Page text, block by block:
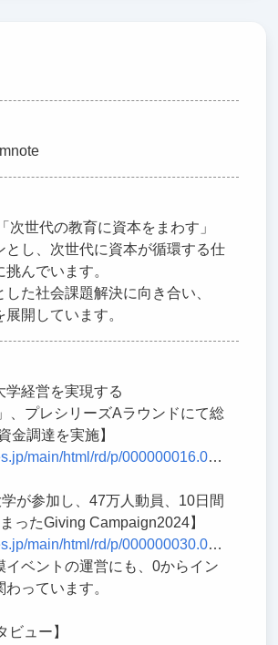
次世代の教育に資本をまわす」
とし、次世代に資本が循環する仕
んでいます。
た社会課題解決に向き合い、
開しています。
学経営を実現する
、プレシリーズAラウンドにて総
金調達を実施】
html/rd/p/000000016.000091371.html
学が参加し、47万人動員、10日間
ったGiving Campaign2024】
html/rd/p/000000030.000091371.html
ベントの運営にも、0からイン
っています。
ビュー】